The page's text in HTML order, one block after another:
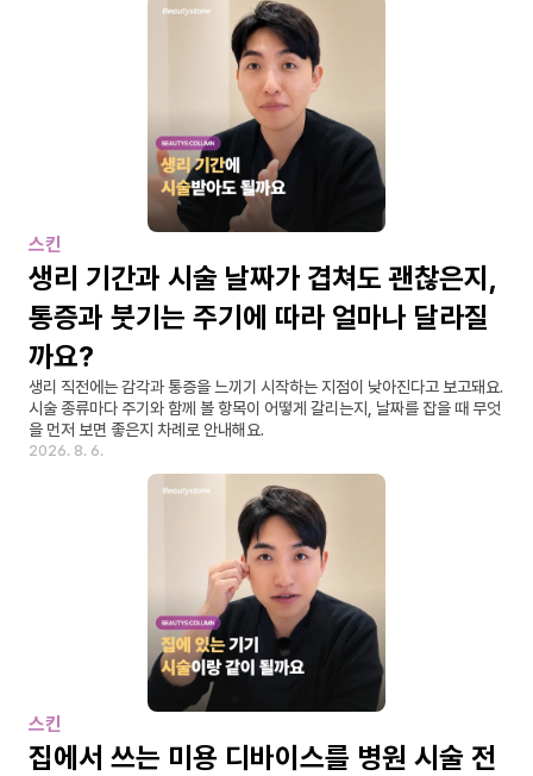
스킨
생리 기간과 시술 날짜가 겹쳐도 괜찮은지,
통증과 붓기는 주기에 따라 얼마나 달라질
까요?
생리 직전에는 감각과 통증을 느끼기 시작하는 지점이 낮아진다고 보고돼요.
시술 종류마다 주기와 함께 볼 항목이 어떻게 갈리는지, 날짜를 잡을 때 무엇
을 먼저 보면 좋은지 차례로 안내해요.
2026. 8. 6.
스킨
집에서 쓰는 미용 디바이스를 병원 시술 전